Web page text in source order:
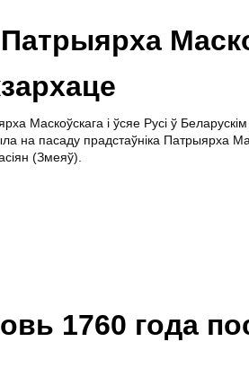
Маскоўскага і ўсяе Русі ў
на пасаду прадстаўніка Патрыярха
(Змеяў).
1760 года